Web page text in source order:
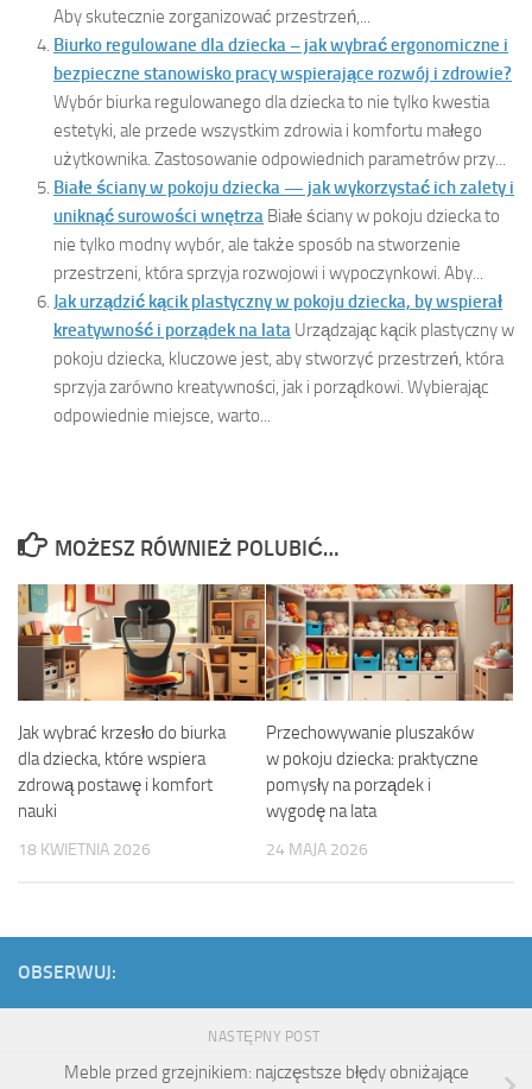
Aby skutecznie zorganizować przestrzeń,...
Biurko regulowane dla dziecka – jak wybrać ergonomiczne i
bezpieczne stanowisko pracy wspierające rozwój i zdrowie?
Wybór biurka regulowanego dla dziecka to nie tylko kwestia
estetyki, ale przede wszystkim zdrowia i komfortu małego
użytkownika. Zastosowanie odpowiednich parametrów przy...
Białe ściany w pokoju dziecka — jak wykorzystać ich zalety i
uniknąć surowości wnętrza Białe ściany w pokoju dziecka to
nie tylko modny wybór, ale także sposób na stworzenie
przestrzeni, która sprzyja rozwojowi i wypoczynkowi. Aby...
Jak urządzić kącik plastyczny w pokoju dziecka, by wspierał
kreatywność i porządek na lata Urządzając kącik plastyczny w
pokoju dziecka, kluczowe jest, aby stworzyć przestrzeń, która
sprzyja zarówno kreatywności, jak i porządkowi. Wybierając
odpowiednie miejsce, warto...
MOŻESZ RÓWNIEŻ POLUBIĆ…
Jak wybrać krzesło do biurka
dla dziecka, które wspiera
zdrową postawę i komfort
nauki
18 KWIETNIA 2026
Przechowywanie pluszaków
w pokoju dziecka: praktyczne
pomysły na porządek i
wygodę na lata
24 MAJA 2026
OBSERWUJ:
NASTĘPNY POST
Meble przed grzejnikiem: najczęstsze błędy obniżające